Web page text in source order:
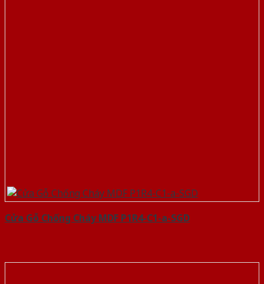
Cửa Gỗ Chống Cháy MDF P1R4-C1-a-SGD